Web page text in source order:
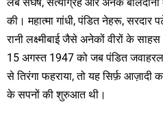
की। महात्मा गांधी, पंडित नेहरू,
रानी लक्ष्मीबाई जैसे अनेकों वीरों के
15 अगस्त 1947 को जब पंडित
से तिरंगा फहराया, तो यह सिर्फ़ आज़ादी
के सपनों की शुरुआत थी।